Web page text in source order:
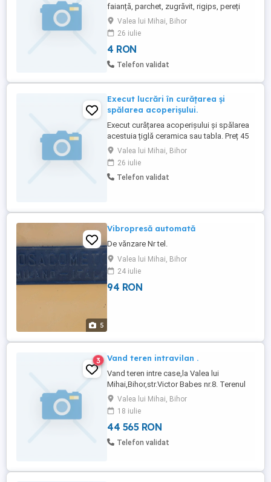
faianță, parchet, zugrăvit, rigips, pereți
despartitori. Și cine este interesat execut
și defrisarea terenului de jarba sau lemne,
tufișuri. Prețul la defrisarea este de 4 lei
mp. Depinde de ce este vorba. Se poate
și mai puțin. Depinde despre ce e vorba ...
Valea lui Mihai, Bihor
26 iulie
4 RON
Telefon validat
Execut lucrări în curățarea și
spălarea acoperișului.
Execut curățarea acoperișului și spălarea
acestuia țiglă ceramica sau tabla. Preț 45
lei mp2 negociabil depinde de înălțime și
de locație. Ma deplasez ori unde în județul
Bihor. Mulțumesc
Valea lui Mihai, Bihor
26 iulie
Telefon validat
5
Vibropresă automată
De vănzare Nr tel.
Valea lui Mihai, Bihor
24 iulie
94 RON
3 Vand teren intravilan .
Vand teren intre case,la Valea lui
Mihai,Bihor,str.Victor Babes nr.8. Terenul
are 1000 mp,front stradal 50 m,apa si
curentul electric este la strada in fata
terenului.Pe teren este construit o magazie
pentru unelte de 12 mp,din caramida
,acoperit.Pe teren a fost vita de vie,acum
Valea lui Mihai, Bihor
18 iulie
44 565 RON
Telefon validat